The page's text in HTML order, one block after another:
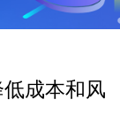
成本和风